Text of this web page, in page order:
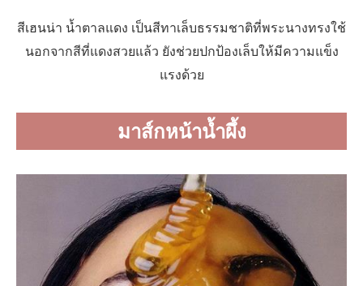
สีเฮนน่า น้ำตาลแดง เป็นสีทาเล็บธรรมชาติที่พระนางทรงใช้
นอกจากสีที่แดงสวยแล้ว ยังช่วยปกป้องเล็บให้มีความแข็ง
แรงด้วย
มาส์กหน้าน้ำผึ้ง